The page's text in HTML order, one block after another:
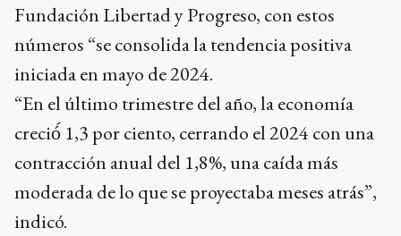
Fundación Libertad y Progreso, con estos
números “se consolida la tendencia positiva
iniciada en mayo de 2024.
“En el último trimestre del año, la economía
creció́ 1,3 por ciento, cerrando el 2024 con una
contracción anual del 1,8%, una caída más
moderada de lo que se proyectaba meses atrás”,
indicó.